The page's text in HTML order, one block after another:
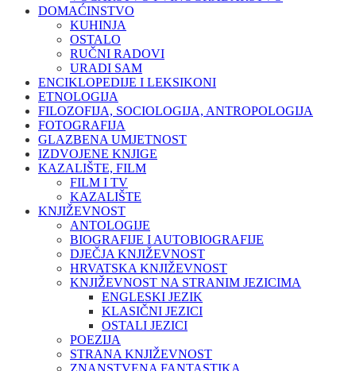
DOMAĆINSTVO
KUHINJA
OSTALO
RUČNI RADOVI
URADI SAM
ENCIKLOPEDIJE I LEKSIKONI
ETNOLOGIJA
FILOZOFIJA, SOCIOLOGIJA, ANTROPOLOGIJA
FOTOGRAFIJA
GLAZBENA UMJETNOST
IZDVOJENE KNJIGE
KAZALIŠTE, FILM
FILM I TV
KAZALIŠTE
KNJIŽEVNOST
ANTOLOGIJE
BIOGRAFIJE I AUTOBIOGRAFIJE
DJEČJA KNJIŽEVNOST
HRVATSKA KNJIŽEVNOST
KNJIŽEVNOST NA STRANIM JEZICIMA
ENGLESKI JEZIK
KLASIČNI JEZICI
OSTALI JEZICI
POEZIJA
STRANA KNJIŽEVNOST